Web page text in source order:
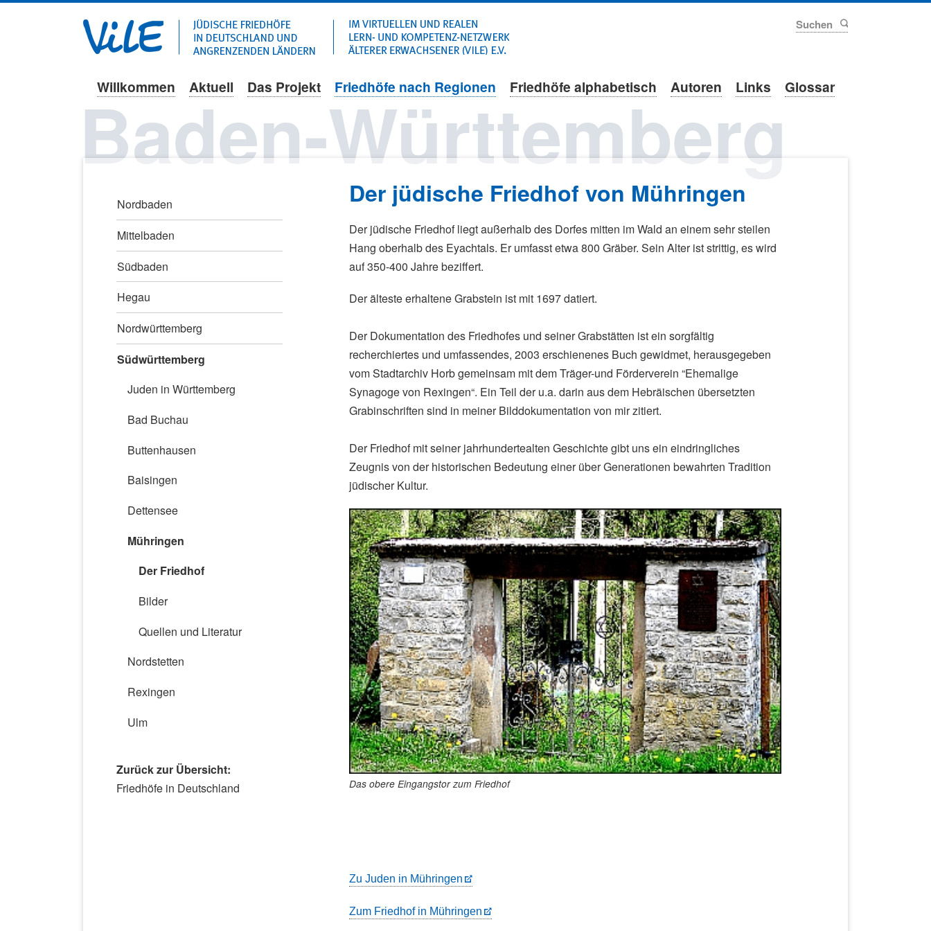
Navigation
Willkommen Aktuell Das Projekt Friedhöfe nach Regionen Friedhöfe alphabetisch Autoren Links Glossar
Baden-Württemberg
Der jüdische Friedhof von Mühringen
Der jüdische Friedhof liegt außerhalb des Dorfes mitten im Wald an einem sehr steilen
Hang oberhalb des Eyachtals. Er umfasst etwa 800 Gräber. Sein Alter ist strittig, es wird
auf 350-400 Jahre beziffert.
Der älteste erhaltene Grabstein ist mit 1697 datiert.
Der Dokumentation des Friedhofes und seiner Grabstätten ist ein sorgfältig
recherchiertes und umfassendes, 2003 erschienenes Buch gewidmet, herausgegeben
vom Stadtarchiv Horb gemeinsam mit dem Träger-und Förderverein “Ehemalige
Synagoge von Rexingen“. Ein Teil der u.a. darin aus dem Hebräischen übersetzten
Grabinschriften sind in meiner Bilddokumentation von mir zitiert.
Der Friedhof mit seiner jahrhundertealten Geschichte gibt uns ein eindringliches
Zeugnis von der historischen Bedeutung einer über Generationen bewahrten Tradition
jüdischer Kultur.
Das obere Eingangstor zum Friedhof
Zu Juden in Mühringen
Zum Friedhof in Mühringen
Navigation
überspringen
Nordbaden
Mittelbaden
Südbaden
Hegau
Nordwürttemberg
Südwürttemberg
Juden in Württemberg
Bad Buchau
Buttenhausen
Baisingen
Dettensee
Mühringen
Der Friedhof
Bilder
Quellen und Literatur
Nordstetten
Rexingen
Ulm
Zurück zur Übersicht:
Navigation
Friedhöfe in Deutschland